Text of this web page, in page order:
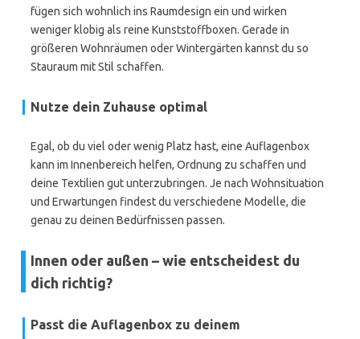
fügen sich wohnlich ins Raumdesign ein und wirken
weniger klobig als reine Kunststoffboxen. Gerade in
größeren Wohnräumen oder Wintergärten kannst du so
Stauraum mit Stil schaffen.
Nutze dein Zuhause optimal
Egal, ob du viel oder wenig Platz hast, eine Auflagenbox
kann im Innenbereich helfen, Ordnung zu schaffen und
deine Textilien gut unterzubringen. Je nach Wohnsituation
und Erwartungen findest du verschiedene Modelle, die
genau zu deinen Bedürfnissen passen.
Innen oder außen – wie entscheidest du
dich richtig?
Passt die Auflagenbox zu deinem